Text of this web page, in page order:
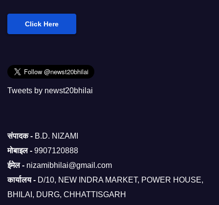
Click Here
Tweets by newst20bhilai
संपादक - B.D. NIZAMI
मोबाइल - 9907120888
ईमेल - nizamibhilai@gmail.com
कार्यालय - D/10, NEW INDRA MARKET, POWER HOUSE,
BHILAI, DURG, CHHATTISGARH